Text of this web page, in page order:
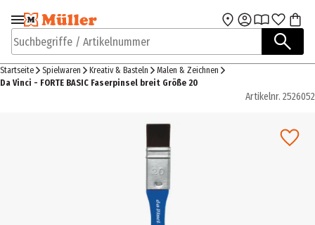
Zur Navigation
springen
Zum Hauptinhalt
Suchbegriffe / Artikelnummer
Startseite Spielwaren Kreativ & Basteln
Malen & Zeichnen
Da Vinci - FORTE BASIC Faserpinsel breit Größe 20
Artikelnr. 2526052